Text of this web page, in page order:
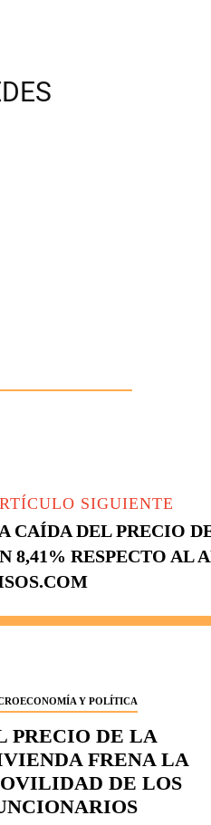
SIGUIENTE
CAÍDA DEL PRECIO
8,41% RESPECTO AL
Y POLÍTICA
PRECIO DE LA
FRENA LA
DE LOS